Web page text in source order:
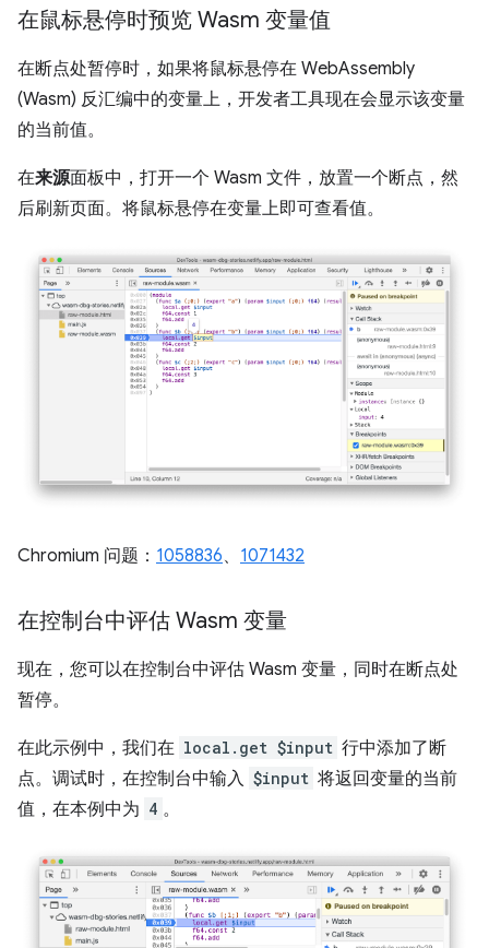
在鼠标悬停时预览 Wasm 变量值
在断点处暂停时，如果将鼠标悬停在 WebAssembly
(Wasm) 反汇编中的变量上，开发者工具现在会显示该变量
的当前值。
在来源面板中，打开一个 Wasm 文件，放置一个断点，然
后刷新页面。将鼠标悬停在变量上即可查看值。
Chromium 问题： 1058836、 1071432
在控制台中评估 Wasm 变量
现在，您可以在控制台中评估 Wasm 变量，同时在断点处
暂停。
在此示例中，我们在 local.get $input 行中添加了断
点。调试时，在控制台中输入 $input 将返回变量的当前
值，在本例中为 4 。